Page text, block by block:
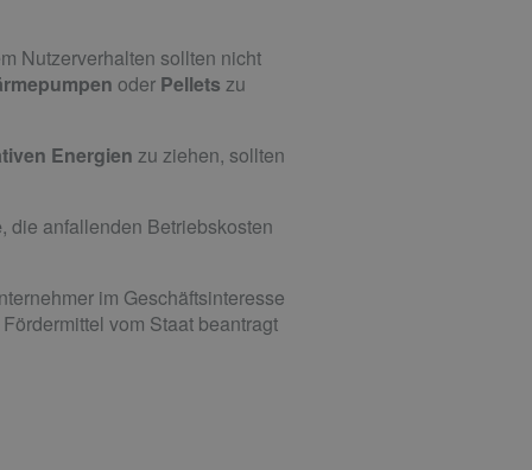
Nutzerverhalten sollten nicht
oder Pellets zu
Energien zu ziehen, sollten
, die anfallenden Betriebskosten
im Geschäftsinteresse
vom Staat beantragt